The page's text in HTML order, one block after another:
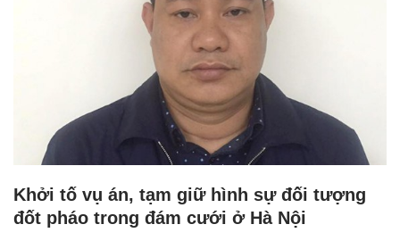
Khởi tố vụ án, tạm giữ hình sự đối tượng
đốt pháo trong đám cưới ở Hà Nội